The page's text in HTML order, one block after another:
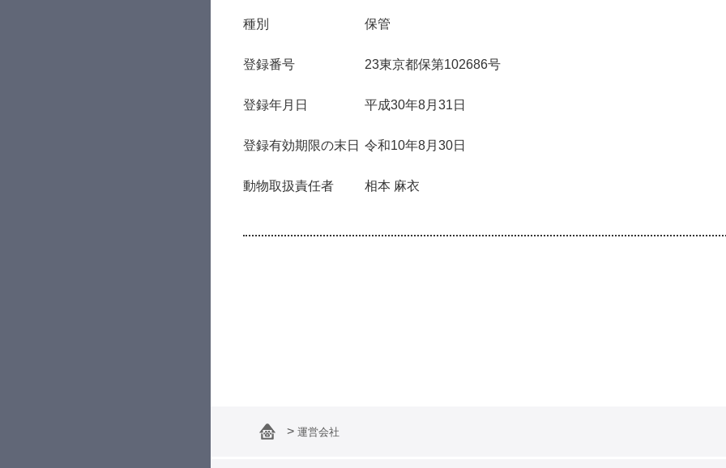
種別 保管
登録番号 23東京都保第102686号
登録年月日 平成30年8月31日
登録有効期限の末日 令和10年8月30日
動物取扱責任者 相本 麻衣
運営会社